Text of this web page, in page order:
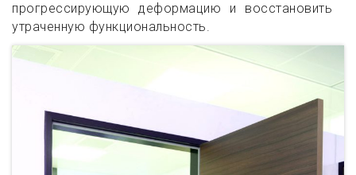
прогрессирующую деформацию и восстановить
утраченную функциональность.